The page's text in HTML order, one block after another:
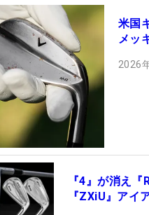
米国
メッ
2026
『4』が消え
『ZXiU』アイ